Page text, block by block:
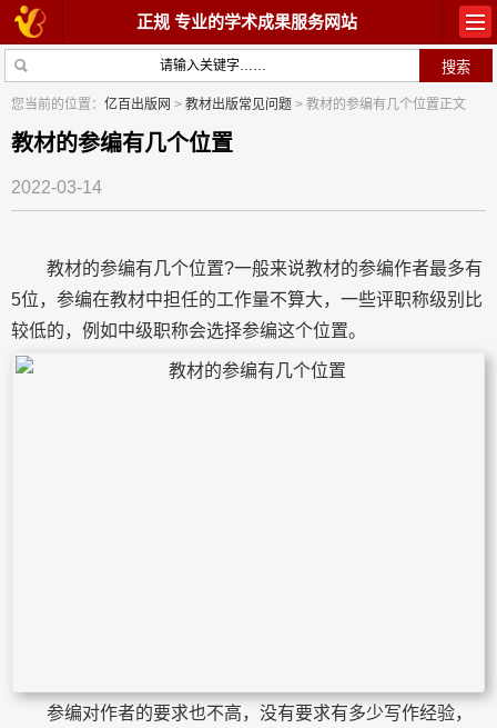
正规 专业的学术成果服务网站
学术著作
在线咨询 关于我们
您当前的位置： 亿百出版网 > 教材出版常见问题 > 教材的参编有几个位置正文
教材的参编有几个位置
2022-03-14
教材的参编有几个位置?一般来说教材的参编作者最多有
5位，参编在教材中担任的工作量不算大，一些评职称级别比
较低的，例如中级职称会选择参编这个位置。
参编对作者的要求也不高，没有要求有多少写作经验，